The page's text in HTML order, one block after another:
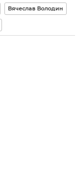
Вячеслав Володин